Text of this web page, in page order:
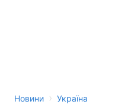
Новини › Україна